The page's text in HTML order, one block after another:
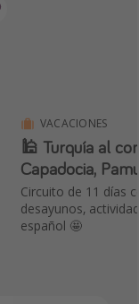
VACACIONES
🕌 Turquía al
Capadocia,
Circuito de 11 días
desayunos,
español 🤩